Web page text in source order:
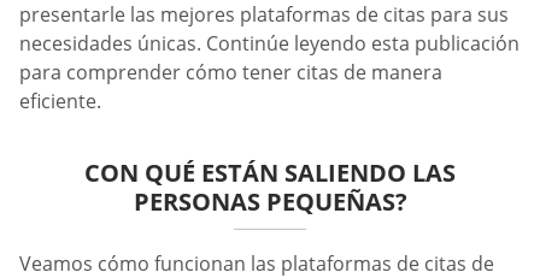
presentarle las mejores plataformas de citas para sus
necesidades únicas. Continúe leyendo esta publicación
para comprender cómo tener citas de manera
eficiente.
CON QUÉ ESTÁN SALIENDO LAS
PERSONAS PEQUEÑAS?
Veamos cómo funcionan las plataformas de citas de